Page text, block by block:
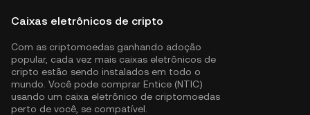
Caixas eletrônicos de cripto
Com as criptomoedas ganhando adoção
popular, cada vez mais caixas eletrônicos de
cripto estão sendo instalados em todo o
mundo. Você pode comprar Entice (NTIC)
usando um caixa eletrônico de criptomoedas
perto de você, se compatível.